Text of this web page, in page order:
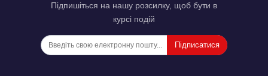
Підпишіться на нашу розсилку, щоб бути в
курсі подій
Підписатися